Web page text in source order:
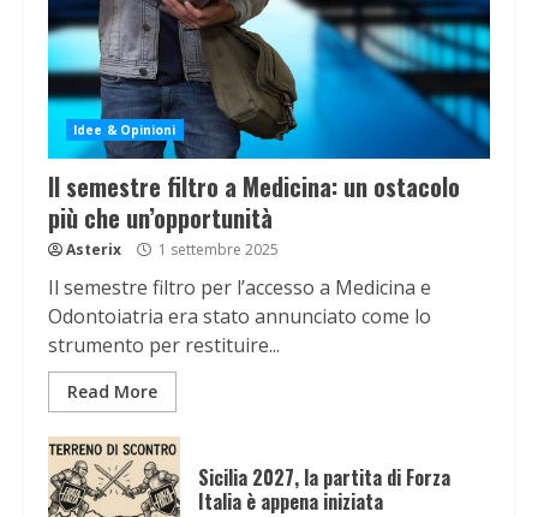
Idee & Opinioni
Il semestre filtro a Medicina: un ostacolo
più che un’opportunità
Asterix 1 settembre 2025
Il semestre filtro per l’accesso a Medicina e
Odontoiatria era stato annunciato come lo
strumento per restituire...
Read More
Sicilia 2027, la partita di Forza
Italia è appena iniziata